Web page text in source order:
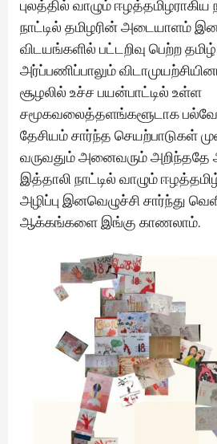
புலத்தில் வாழும் ஈழத்தமிழராகிய
நாட்டில் தமிழரின் அடையாளம்
விடயங்களில் பட்டறிவு பெற்ற
அர்ப்பணிப்பாலும்
சூழலில் உச்ச பயன்பாட்டில் உள்ள
சமூகவலைத்தளங்களூடாக
தேசியம் சார்ந்த செயற்பாடுகள்
வருவதும் அனைவரும்
இத்தாலி நாட்டில் வாழும்
அழிப்பு இனவெழுச்சி சார்ந்து
ஆக்கங்களை இங்கு காணலாம்.